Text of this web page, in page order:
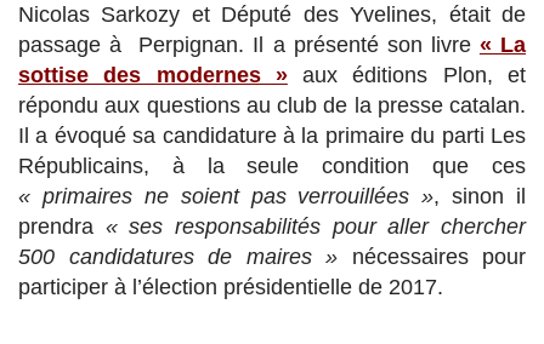
Nicolas Sarkozy et Député des Yvelines, était de
passage à Perpignan. Il a présenté son livre « La
sottise des modernes »aux éditions Plon, et
répondu aux questions au club de la presse catalan.
Il a évoqué sa candidature à la primaire du parti Les
Républicains, à la seule condition que ces
« primaires ne soient pas verrouillées », sinon il
prendra « ses responsabilités pour aller chercher
500 candidatures de maires » nécessaires pour
participer à l’élection présidentielle de 2017.